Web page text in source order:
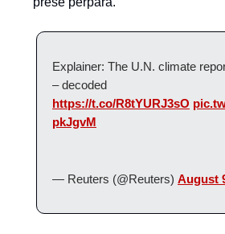
Explainer: The U.N. climate
– decoded
https://t.co/R8tYURJ3sO
pkJgvM
— Reuters (@Reuters) August